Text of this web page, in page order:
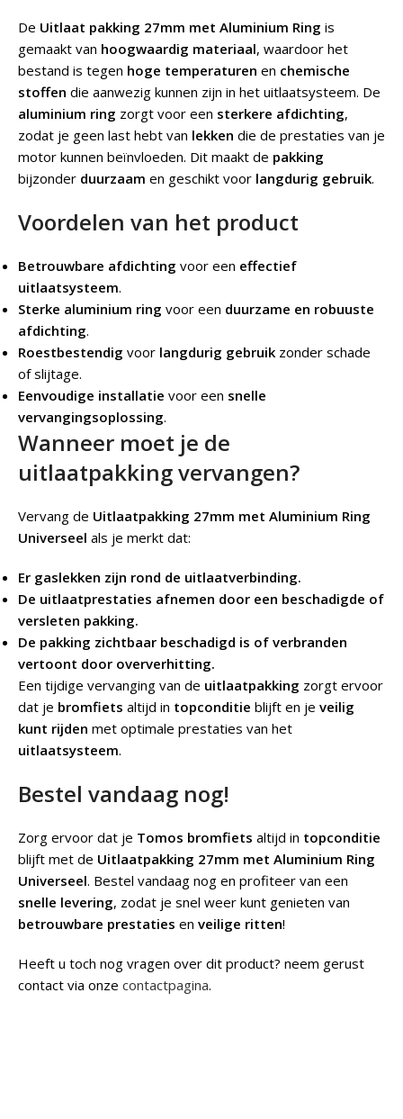
De Uitlaat pakking 27mm met Aluminium Ring is
gemaakt van hoogwaardig materiaal, waardoor het
bestand is tegen hoge temperaturen en chemische
stoffen die aanwezig kunnen zijn in het uitlaatsysteem. De
aluminium ring zorgt voor een sterkere afdichting,
zodat je geen last hebt van lekken die de prestaties van je
motor kunnen beïnvloeden. Dit maakt de pakking
bijzonder duurzaam en geschikt voor langdurig gebruik.
Voordelen van het product
Betrouwbare afdichting voor een effectief
uitlaatsysteem.
Sterke aluminium ring voor een duurzame en robuuste
afdichting.
Roestbestendig voor langdurig gebruik zonder schade
of slijtage.
Eenvoudige installatie voor een snelle
vervangingsoplossing.
Wanneer moet je de
uitlaatpakking vervangen?
Vervang de Uitlaatpakking 27mm met Aluminium Ring
Universeel als je merkt dat:
Er gaslekken zijn rond de uitlaatverbinding.
De uitlaatprestaties afnemen door een beschadigde of
versleten pakking.
De pakking zichtbaar beschadigd is of verbranden
vertoont door oververhitting.
Een tijdige vervanging van de uitlaatpakking zorgt ervoor
dat je bromfiets altijd in topconditie blijft en je veilig
kunt rijden met optimale prestaties van het
uitlaatsysteem.
Bestel vandaag nog!
Zorg ervoor dat je Tomos bromfiets altijd in topconditie
blijft met de Uitlaatpakking 27mm met Aluminium Ring
Universeel. Bestel vandaag nog en profiteer van een
snelle levering, zodat je snel weer kunt genieten van
betrouwbare prestaties en veilige ritten!
Heeft u toch nog vragen over dit product? neem gerust
contact via onze contactpagina.